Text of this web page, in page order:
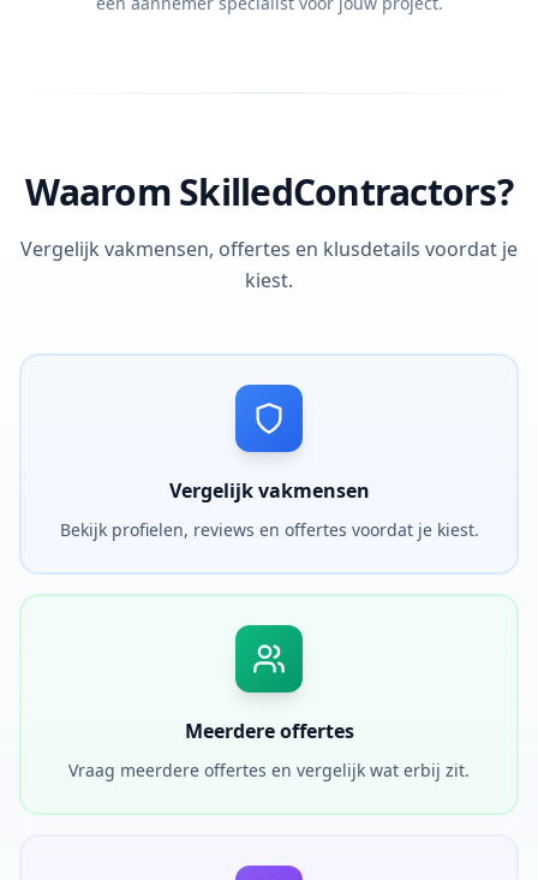
Waarom SkilledContractors?
Vergelijk vakmensen, offertes en klusdetails voordat je
kiest.
Vergelijk vakmensen
Bekijk profielen, reviews en offertes voordat je kiest.
Meerdere offertes
Vraag meerdere offertes en vergelijk wat erbij zit.